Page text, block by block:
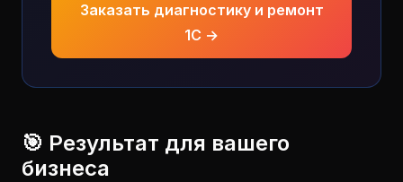
Заказать диагностику и ремонт
1С →
🎯 Результат для вашего
бизнеса